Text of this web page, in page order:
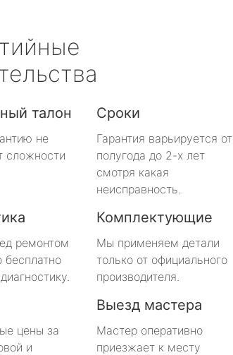
талон
не
сложности
Сроки
Гарантия варьируется от
полугода до 2-х лет
смотря какая
неисправность.
ремонтом
бесплатно
Комплектующие
Мы применяем детали
только от официального
производителя.
цены за
и
Выезд мастера
Мастер оперативно
приезжает к месту